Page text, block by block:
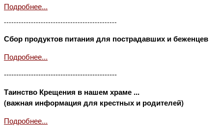
Подробнее...
----------------------------------------------
Сбор продуктов питания для пострадавших и беженцев
Подробнее...
----------------------------------------------
Таинство Крещения в нашем храме ...
(важная информация для крестных и родителей)
Подробнее...